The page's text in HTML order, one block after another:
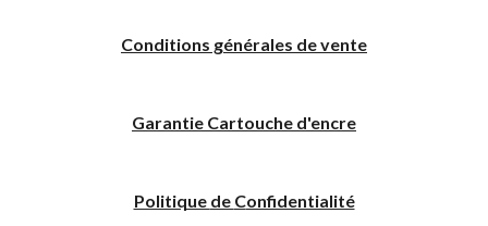
Conditions générales de vente
Garantie Cartouche d'encre
Politique de Confidentialité